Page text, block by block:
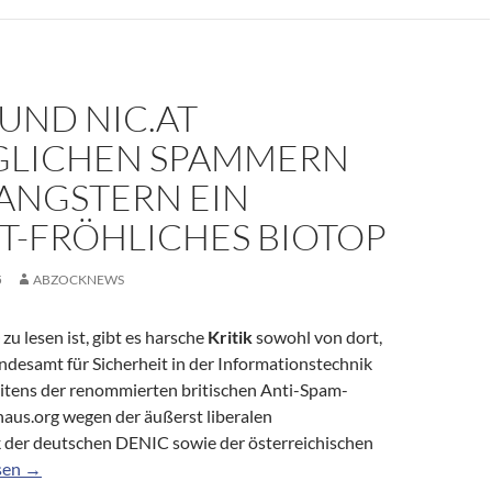
NIC.AT
SPAMMERN
EIN
FRÖHLICHES BIOTOP
ABZOCKNEWS
lesen ist, gibt es harsche Kritiksowohl von dort,
für Sicherheit in der Informationstechnik
der renommierten britischen Anti-Spam-
wegen der äußerst liberalen
deutschen DENIC sowie der österreichischen
NIC.at ermöglichen Spammern und Gangstern ein feucht-
→